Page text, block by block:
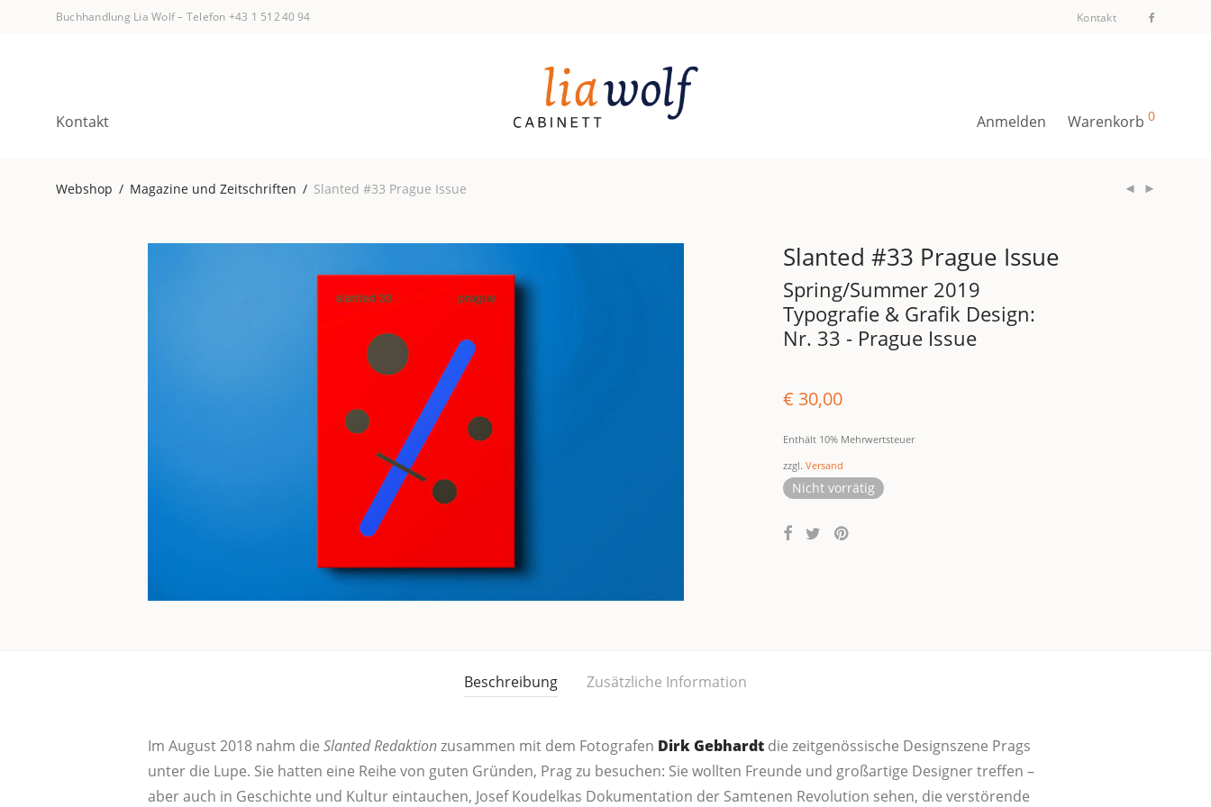
Buchhandlung Lia Wolf– Telefon +43 1 512 40 94 Kontakt
Kontakt Anmelden Warenkorb 0
Webshop / Magazine und Zeitschriften / Slanted #33 Prague Issue
Slanted #33 Prague Issue
Spring/Summer 2019
Typografie & Grafik Design:
Nr. 33 - Prague Issue
€ 30,00
Enthält 10% Mehrwertsteuer
zzgl. Versand
Nicht vorrätig
Beschreibung Zusätzliche Information
Im August 2018 nahm die Slan­ted Redak­ti­onzusam­men mit dem Foto­gra­fen Dirk Geb­hardt die zeit­ge­nös­si­sche Design­sze­ne Prags
unter die Lupe. Sie hat­ten eine Rei­he von guten Grün­den, Prag zu besu­chen: Sie woll­ten Freun­de und groß­ar­ti­ge Desi­gner tref­fen –
aber auch in Geschich­te und Kul­tur ein­tau­chen, Josef Kou­del­kas Doku­men­ta­ti­on der Sam­te­nen Revo­lu­ti­on sehen, die ver­stö­ren­de